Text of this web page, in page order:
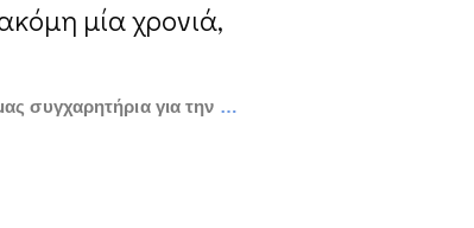
μία χρονιά,
συγχαρητήρια για την …